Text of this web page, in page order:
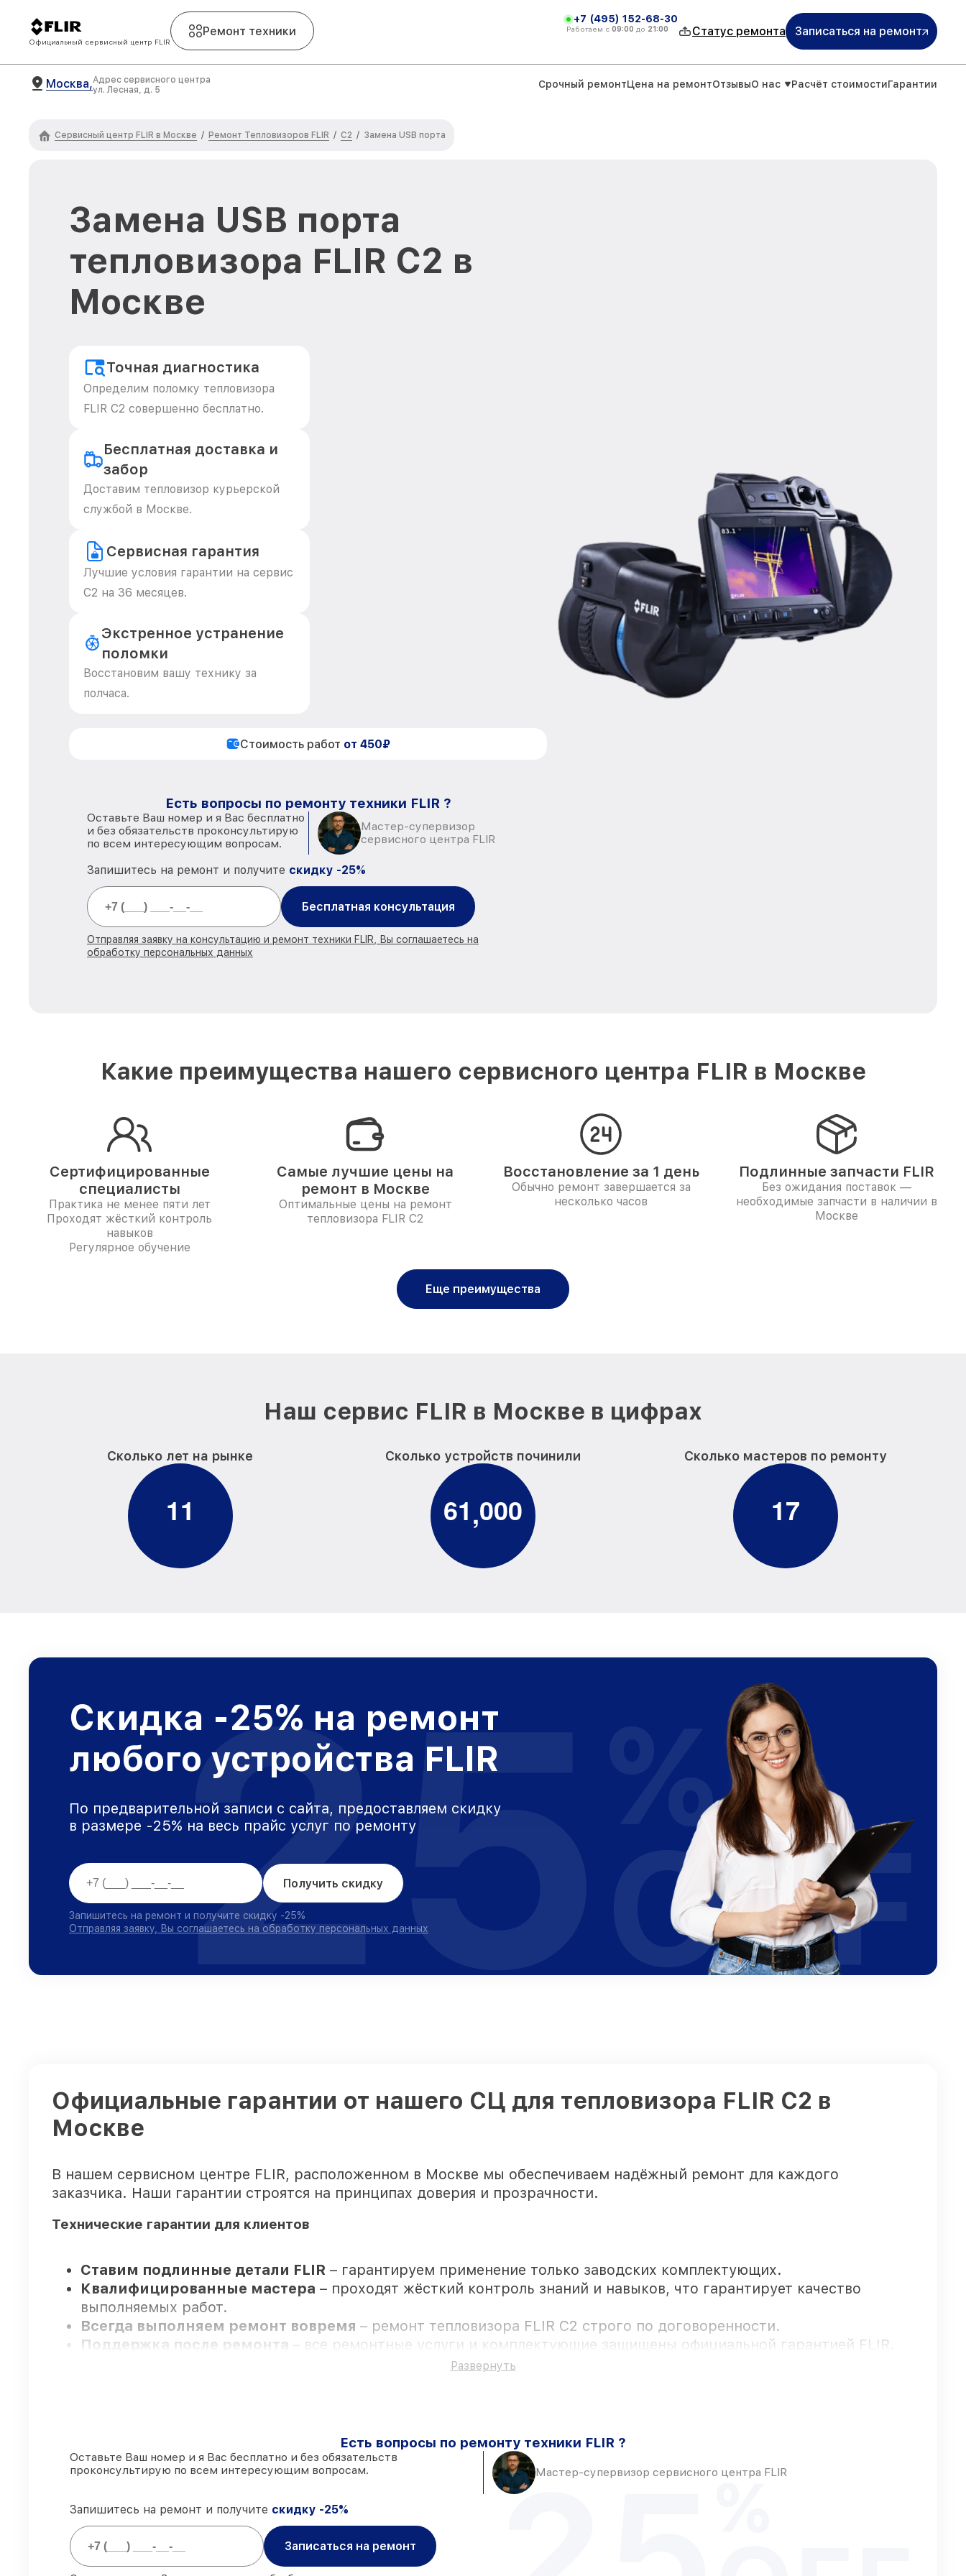
Официальный сервисный центр FLIR
Ремонт техники
+7 (495) 152-68-30
Работаем с 09:00 до 21:00 Статус ремонта Записаться на ремонт
Москва,Адрес сервисного центра
ул. Лесная, д. 5
Срочный ремонтЦена на ремонтОтзывыО нас Расчёт стоимостиГарантии
Сервисный центр FLIR в Москве / Ремонт Тепловизоров FLIR / C2 / Замена USB порта
Замена USB порта
тепловизора FLIR C2 в
Москве
Точная диагностика
Определим поломку тепловизора
FLIR C2 совершенно бесплатно.
Бесплатная доставка и
забор
Доставим тепловизор курьерской
службой в Москве.
Сервисная гарантия
Лучшие условия гарантии на сервис
C2 на 36 месяцев.
Экстренное устранение
поломки
Восстановим вашу технику за
полчаса.
Стоимость работ от 450₽
Есть вопросы по ремонту техники FLIR ?
Оставьте Ваш номер и я Вас бесплатно
и без обязательств проконсультирую
по всем интересующим вопросам.
Мастер-супервизор
сервисного центра FLIR
Запишитесь на ремонт и получите скидку -25%
Бесплатная консультация
Отправляя заявку на консультацию и ремонт техники FLIR, Вы соглашаетесь на
обработку персональных данных
Какие преимущества нашего сервисного центра FLIR в Москве
Сертифицированные
специалисты
Практика не менее пяти лет
Проходят жёсткий контроль
навыков
Регулярное обучение
Самые лучшие цены на
ремонт в Москве
Оптимальные цены на ремонт
тепловизора FLIR C2
Восстановление за 1 день
Обычно ремонт завершается за
несколько часов
Подлинные запчасти FLIR
Без ожидания поставок —
необходимые запчасти в наличии в
Москве
Еще преимущества
Наш сервис FLIR в Москве в цифрах
Сколько лет на рынке
11
Сколько устройств починили
61,000
Сколько мастеров по ремонту
17
Скидка -25% на ремонт
любого устройства FLIR
По предварительной записи с сайта, предоставляем скидку
в размере -25% на весь прайс услуг по ремонту
Получить скидку
Запишитесь на ремонт и получите скидку -25%
Отправляя заявку, Вы соглашаетесь на обработку персональных данных
25 %
OFF
Официальные гарантии от нашего СЦ для тепловизора FLIR C2 в
Москве
В нашем сервисном центре FLIR, расположенном в Москве мы обеспечиваем надёжный ремонт для каждого
заказчика. Наши гарантии строятся на принципах доверия и прозрачности.
Технические гарантии для клиентов
Ставим подлинные детали FLIR – гарантируем применение только заводских комплектующих.
Квалифицированные мастера – проходят жёсткий контроль знаний и навыков, что гарантирует качество
выполняемых работ.
Всегда выполняем ремонт вовремя – ремонт тепловизора FLIR C2 строго по договоренности.
Поддержка после ремонта
– все ремонтные услуги и комплектующие защищены официальной гарантией FLIR.
заказов закрываем с возможностью личного присутствия владельца
90%комплектующих FLIR есть в наличии в мастерской или на складе в Москве, остальные доступны для срочного
заказа
– под любые запросы
85%работ занимают до 2 часов, при незамедлительном начале работ
Развернуть
Есть вопросы по ремонту техники FLIR ?
Оставьте Ваш номер и я Вас бесплатно и без обязательств
проконсультирую по всем интересующим вопросам.
Мастер-супервизор сервисного центра FLIR
Запишитесь на ремонт и получите скидку -25%
Записаться на ремонт